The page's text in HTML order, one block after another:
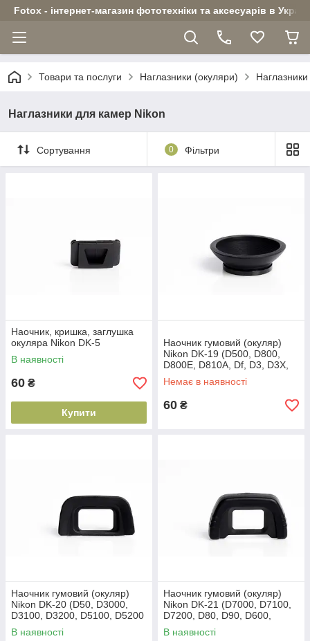
Fotox - інтернет-магазин фототехніки та аксесуарів в
Товари та послуги Наглазники (окуляри)
Наглазники для камер Nikon
Сортування 0 Фільтри
Наочник, кришка, заглушка
окуляра Nikon DK-5
В наявності
60 ₴
Купити
Наочник гумовий (окуляр)
Nikon DK-19 (D500, D800,
D800E, D810A, Df, D3, D3X,
D3S, D4, D4s, D5)
Немає в наявності
60 ₴
Наочник гумовий (окуляр)
Nikon DK-20 (D50, D3000,
D3100, D3200, D5100, D5200
)В наявності
Наочник гумовий (окуляр)
Nikon DK-21 (D7000, D7100,
D7200, D80, D90, D600,
D610, D750)
В наявності